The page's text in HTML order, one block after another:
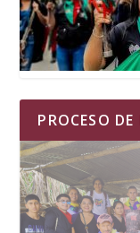
PROCESO